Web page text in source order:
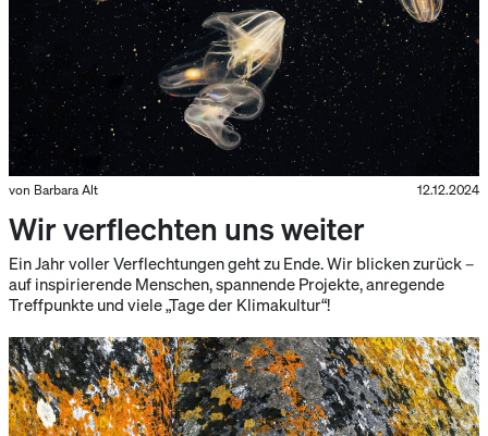
von Barbara Alt 12.12.2024
Wir verflechten uns weiter
Ein Jahr voller Verflechtungen geht zu Ende. Wir blicken zurück –
auf inspirierende Menschen, spannende Projekte, anregende
Treffpunkte und viele „Tage der Klimakultur“!